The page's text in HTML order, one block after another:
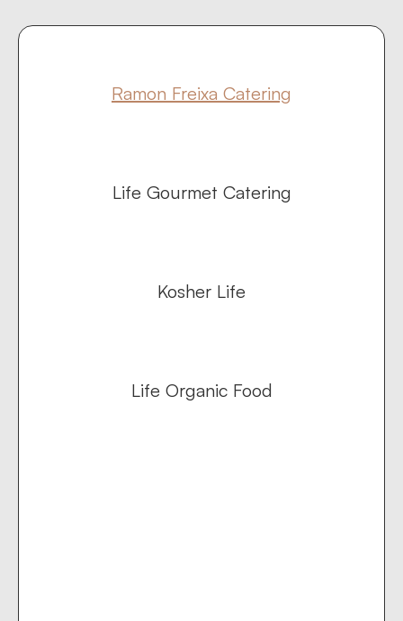
Ramon Freixa Catering
Life Gourmet Catering
Kosher Life
Life Organic Food